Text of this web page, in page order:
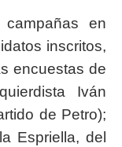
en
inscritos,
encuestas de
Iván
de Petro);
Espriella, del